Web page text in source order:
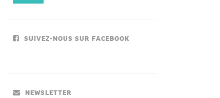
SUIVEZ-NOUS SUR FACEBOOK
NEWSLETTER